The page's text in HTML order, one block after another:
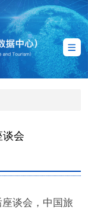
谈会
谈会，中国旅